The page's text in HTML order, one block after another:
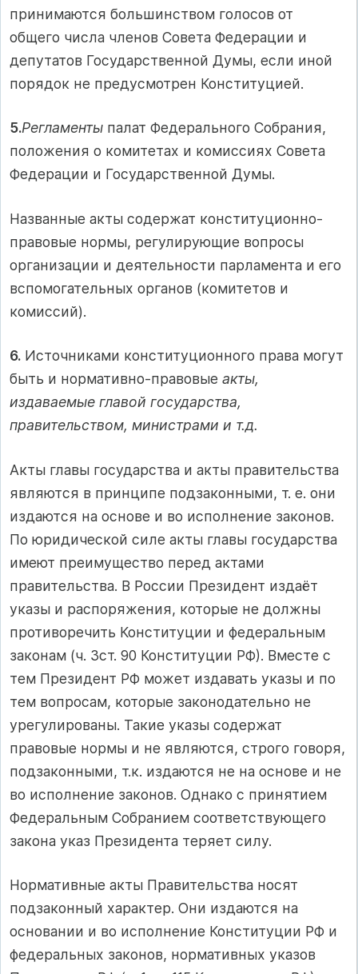
принимаются большинством голосов от
общего числа членов Совета Федерации и
депутатов Государственной Думы, если иной
порядок не предусмотрен Конституцией.
5.Регламенты палат Федерального Собрания,
положения о комитетах и комиссиях Совета
Федерации и Государственной Думы.
Названные акты содержат конституционно-
правовые нормы, регулирующие вопросы
организации и деятельности парламента и его
вспомогательных органов (комитетов и
комиссий).
6. Источниками конституционного права могут
быть и нормативно-правовые акты,
издаваемые главой государства,
правительством, министрами и т.д.
Акты главы государства и акты правительства
являются в принципе подзаконными, т. е. они
издаются на основе и во исполнение законов.
По юридической силе акты главы государства
имеют преимущество перед актами
правительства. В России Президент издаёт
указы и распоряжения, которые не должны
противоречить Конституции и федеральным
законам (ч. 3ст. 90 Конституции РФ). Вместе с
тем Президент РФ может издавать указы и по
тем вопросам, которые законодательно не
урегулированы. Такие указы содержат
правовые нормы и не являются, строго говоря,
подзаконными, т.к. издаются не на основе и не
во исполнение законов. Однако с принятием
Федеральным Собранием соответствующего
закона указ Президента теряет силу.
Нормативные акты Правительства носят
подзаконный характер. Они издаются на
основании и во исполнение Конституции РФ и
федеральных законов, нормативных указов